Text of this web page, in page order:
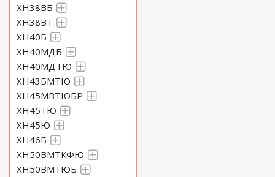
ХН38ВБ
ХН38ВТ
ХН40Б
ХН40МДБ
ХН40МДТЮ
ХН43БМТЮ
ХН45МВТЮБР
ХН45ТЮ
ХН45Ю
ХН46Б
ХН50ВМТКФЮ
ХН50ВМТЮБ